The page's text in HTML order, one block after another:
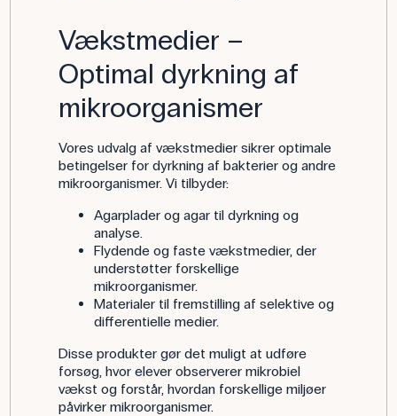
Vækstmedier –
Optimal dyrkning af
mikroorganismer
Vores udvalg af vækstmedier sikrer optimale
betingelser for dyrkning af bakterier og andre
mikroorganismer. Vi tilbyder:
Agarplader og agar til dyrkning og
analyse.
Flydende og faste vækstmedier, der
understøtter forskellige
mikroorganismer.
Materialer til fremstilling af selektive og
differentielle medier.
Disse produkter gør det muligt at udføre
forsøg, hvor elever observerer mikrobiel
vækst og forstår, hvordan forskellige miljøer
påvirker mikroorganismer.